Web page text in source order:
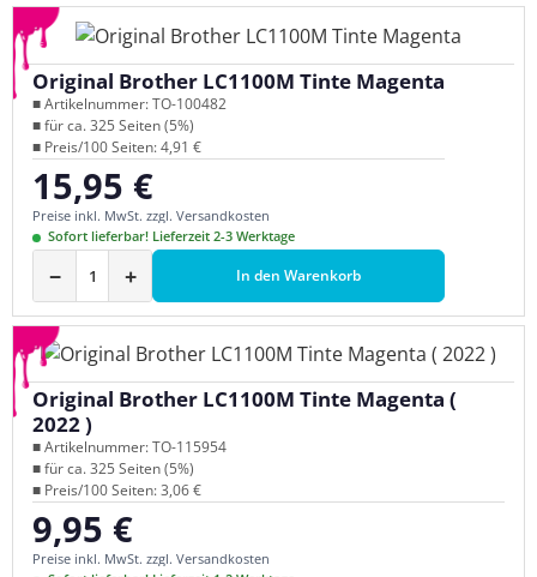
Original Brother LC1100M Tinte Magenta
■ Artikelnummer: TO-100482
■ für ca. 325 Seiten (5%)
■ Preis/100 Seiten: 4,91 €
Regulärer Preis:
15,95 €
Preise inkl. MwSt. zzgl. Versandkosten
Sofort lieferbar! Lieferzeit 2-3 Werktage
− + In den Warenkorb
Original Brother LC1100M Tinte Magenta (
2022 )
■ Artikelnummer: TO-115954
■ für ca. 325 Seiten (5%)
■ Preis/100 Seiten: 3,06 €
Regulärer Preis:
9,95 €
Preise inkl. MwSt. zzgl. Versandkosten